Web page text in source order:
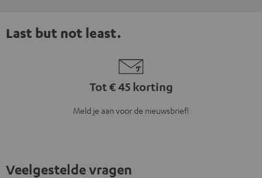
Last but not least.
Tot € 45 korting
Meld je aan voor de nieuwsbrief!
Veelgestelde vragen